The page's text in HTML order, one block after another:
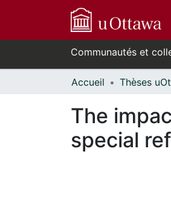
Communautés et
Accueil
The
special